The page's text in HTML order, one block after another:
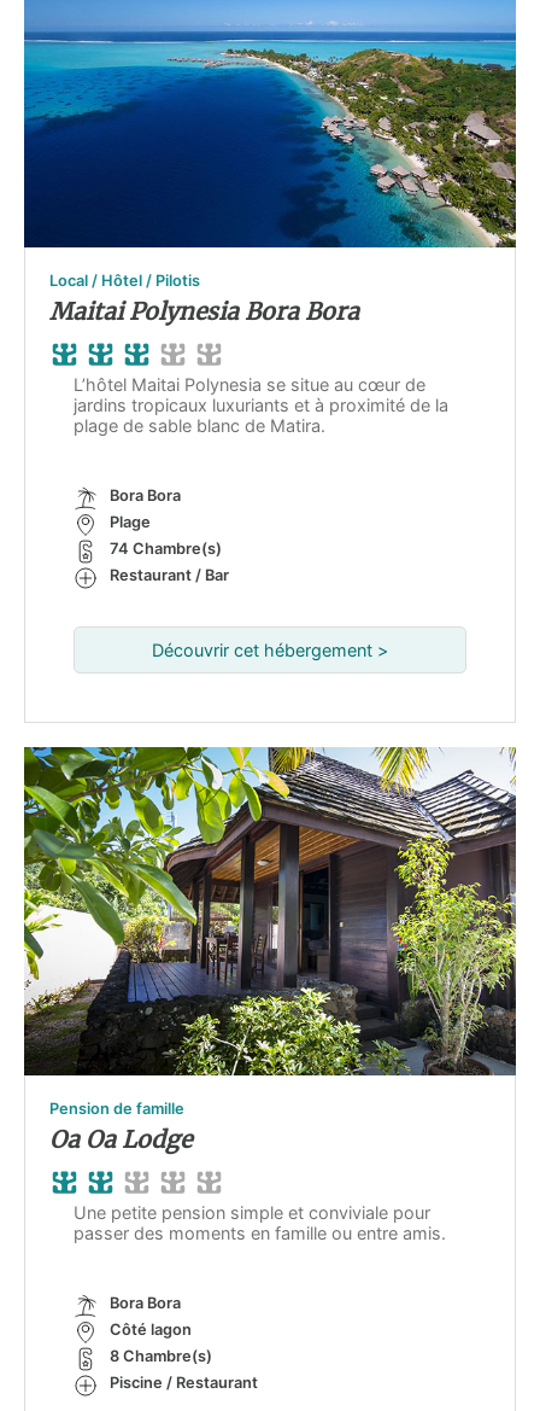
Local / Hôtel / Pilotis
Maitai Polynesia Bora Bora
L’hôtel Maitai Polynesia se situe au cœur de
jardins tropicaux luxuriants et à proximité de la
plage de sable blanc de Matira.
Bora Bora
Plage
74 Chambre(s)
Restaurant / Bar
Découvrir cet hébergement >
Pension de famille
Oa Oa Lodge
Une petite pension simple et conviviale pour
passer des moments en famille ou entre amis.
Bora Bora
Côté lagon
8 Chambre(s)
Piscine / Restaurant